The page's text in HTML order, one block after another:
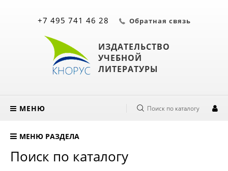
ИЗДАТЕЛЬСТВО
УЧЕБНОЙ
ЛИТЕРАТУРЫ
+7 495 741 46 28 Обратная связь
МЕНЮ Поиск по каталогу
МЕНЮ РАЗДЕЛА
Поиск по каталогу